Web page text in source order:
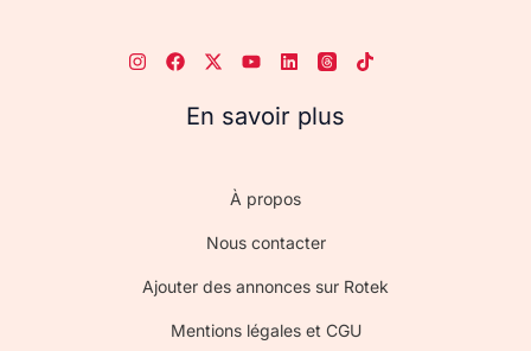
En savoir plus
À propos
Nous contacter
Ajouter des annonces sur Rotek
Mentions légales et CGU